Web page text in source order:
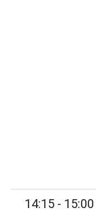
14:15 - 15:00